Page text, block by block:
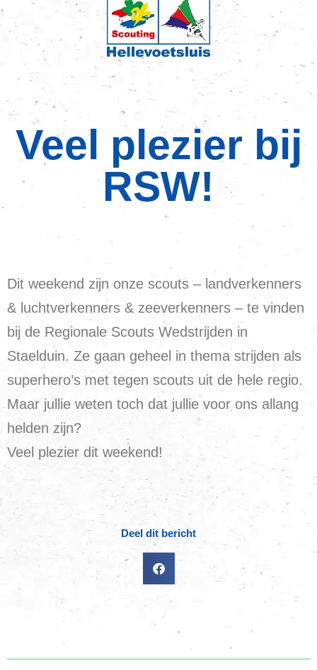
Veel plezier bij
RSW!
Dit weekend zijn onze scouts – landverkenners
& luchtverkenners & zeeverkenners – te vinden
bij de Regionale Scouts Wedstrijden in
Staelduin. Ze gaan geheel in thema strijden als
superhero’s met tegen scouts uit de hele regio.
Maar jullie weten toch dat jullie voor ons allang
helden zijn?
Veel plezier dit weekend!
Deel dit bericht